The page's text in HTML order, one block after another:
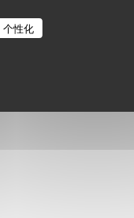
个性化